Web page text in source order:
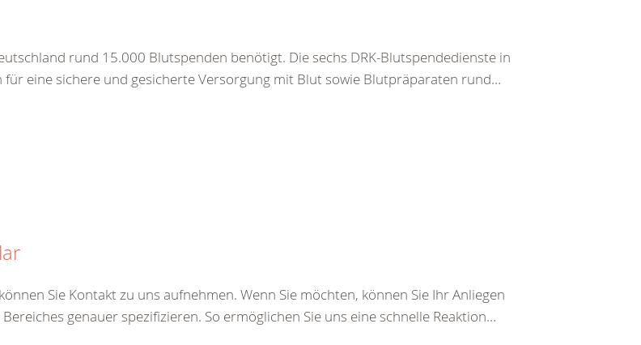
rund 15.000 Blutspenden benötigt. Die sechs DRK-Blutspendedienste in
für eine sichere und gesicherte Versorgung mit Blut sowie Blutpräparaten rund…
Sie Kontakt zu uns aufnehmen. Wenn Sie möchten, können Sie Ihr Anliegen
genauer spezifizieren. So ermöglichen Sie uns eine schnelle Reaktion…